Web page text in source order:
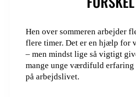
Hen over sommeren arbejder
flere timer. Det er en hjælp for
– men mindst lige så vigtigt
mange unge værdifuld erfaring
på arbejdslivet.